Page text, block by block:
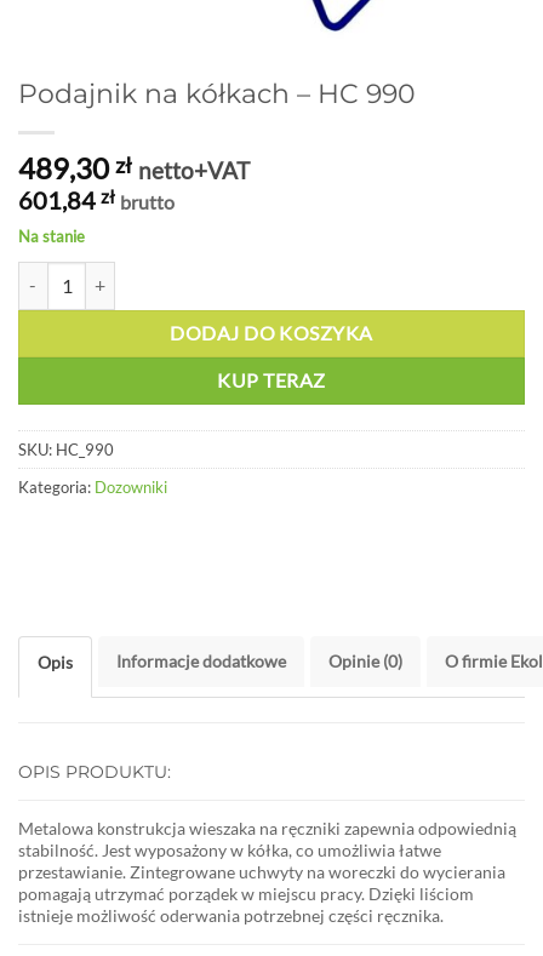
Podajnik na kółkach – HC 990
489,30zł netto+VAT
601,84 zł brutto
Na stanie
DODAJ DO KOSZYKA
KUP TERAZ
SKU: HC_990
Kategoria: Dozowniki
Opis Informacje dodatkowe Opinie (0) O firmie
OPIS PRODUKTU:
Metalowa konstrukcja wieszaka na ręczniki zapewnia odpowiednią
stabilność. Jest wyposażony w kółka, co umożliwia łatwe
przestawianie. Zintegrowane uchwyty na woreczki do wycierania
pomagają utrzymać porządek w miejscu pracy. Dzięki liściom
istnieje możliwość oderwania potrzebnej części ręcznika.